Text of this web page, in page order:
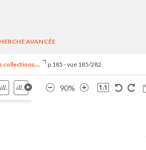
AVANCÉE
collections.... p.185 - vue 185/282
90%